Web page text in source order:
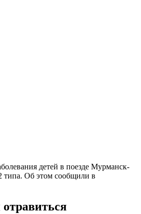
детей в поезде Мурманск-
типа. Об этом сообщили в
отравиться